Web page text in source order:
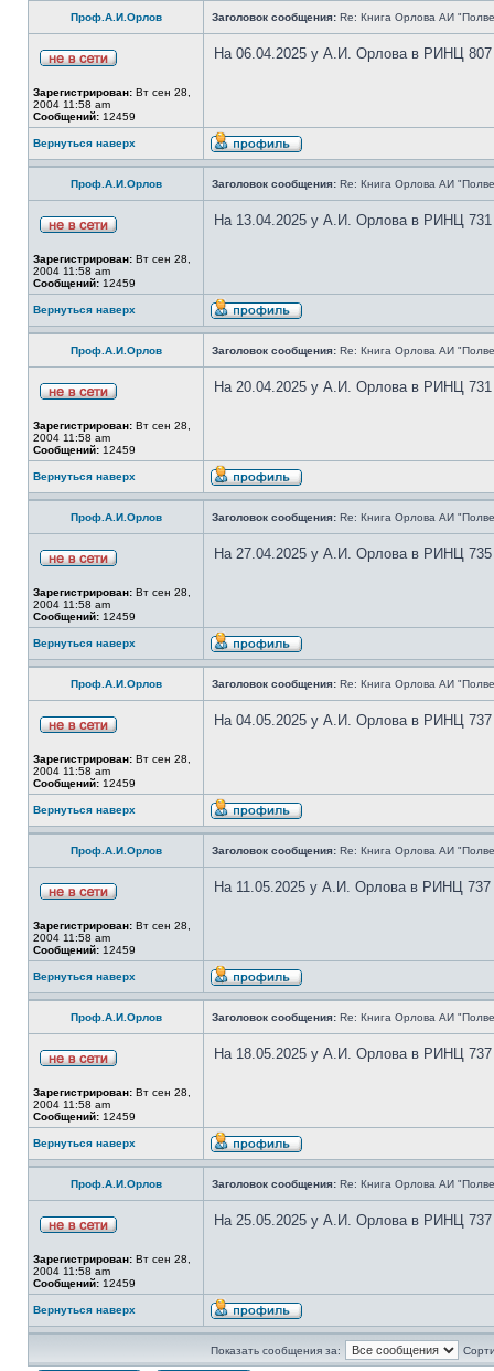
Проф.А.И.Орлов Заголовок сообщения: Re: Книга Орлова АИ
Зарегистрирован: Вт сен 28,
2004 11:58 am
Сообщений: 12459
На 06.04.2025 у А.И. Орлова в РИНЦ 807
Вернуться наверх
Проф.А.И.Орлов Заголовок сообщения: Re: Книга Орлова АИ
Зарегистрирован: Вт сен 28,
2004 11:58 am
Сообщений: 12459
На 13.04.2025 у А.И. Орлова в РИНЦ 731
Вернуться наверх
Проф.А.И.Орлов Заголовок сообщения: Re: Книга Орлова АИ
Зарегистрирован: Вт сен 28,
2004 11:58 am
Сообщений: 12459
На 20.04.2025 у А.И. Орлова в РИНЦ 731
Вернуться наверх
Проф.А.И.Орлов Заголовок сообщения: Re: Книга Орлова АИ
Зарегистрирован: Вт сен 28,
2004 11:58 am
Сообщений: 12459
На 27.04.2025 у А.И. Орлова в РИНЦ 735
Вернуться наверх
Проф.А.И.Орлов Заголовок сообщения: Re: Книга Орлова АИ
Зарегистрирован: Вт сен 28,
2004 11:58 am
Сообщений: 12459
На 04.05.2025 у А.И. Орлова в РИНЦ 737
Вернуться наверх
Проф.А.И.Орлов Заголовок сообщения: Re: Книга Орлова АИ
Зарегистрирован: Вт сен 28,
2004 11:58 am
Сообщений: 12459
На 11.05.2025 у А.И. Орлова в РИНЦ 737
Вернуться наверх
Проф.А.И.Орлов Заголовок сообщения: Re: Книга Орлова АИ
Зарегистрирован: Вт сен 28,
2004 11:58 am
Сообщений: 12459
На 18.05.2025 у А.И. Орлова в РИНЦ 737
Вернуться наверх
Проф.А.И.Орлов Заголовок сообщения: Re: Книга Орлова АИ
Зарегистрирован: Вт сен 28,
2004 11:58 am
Сообщений: 12459
На 25.05.2025 у А.И. Орлова в РИНЦ 737
Вернуться наверх
Показать сообщения за: